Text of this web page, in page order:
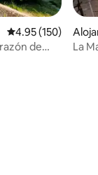
Calificación
4.95 (150)
de
La